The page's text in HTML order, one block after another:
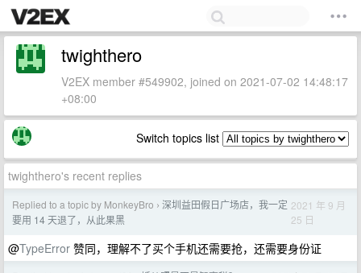
twighthero
V2EX member #549902, joined on 2021-07-02 14:48:17
+08:00
Switch topics list
twighthero's recent replies
Replied to a topic by MonkeyBro › 深圳益田假日广场店，我一定
要用 14 天退了，从此果黑
2021 年 9 月
25 日
@TypeError 赞同，理解不了买个手机还需要抢，还需要身份证